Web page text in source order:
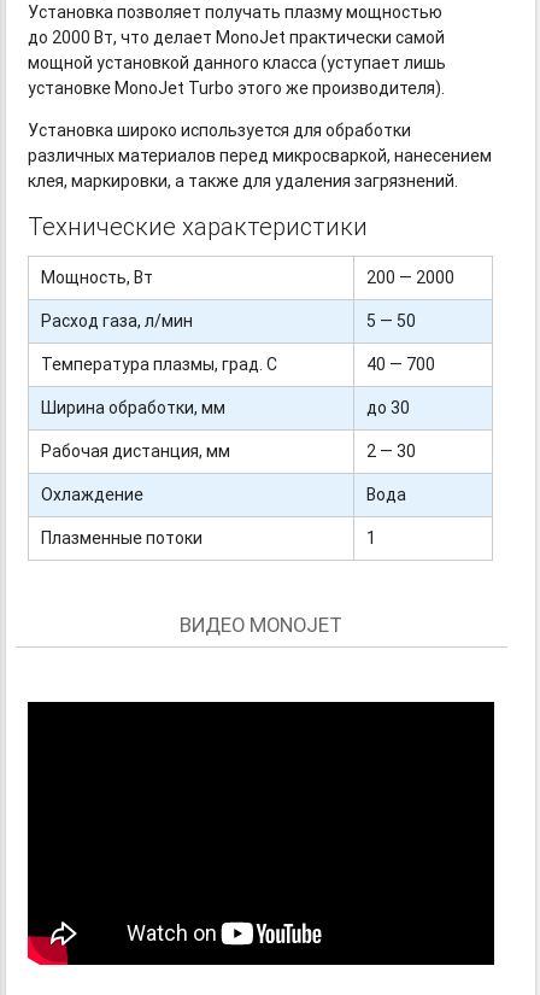
Установка позволяет получать плазму мощностью
до 2000 Вт, что делает MonoJet практически самой
мощной установкой данного класса (уступает лишь
установке MonoJet Turbo этого же производителя).
Установка широко используется для обработки
различных материалов перед микросваркой, нанесением
клея, маркировки, а также для удаления загрязнений.
Технические характеристики
Мощность, Вт
200 — 2000
Расход газа, л/мин
5 — 50
Температура плазмы, град. С
40 — 700
Ширина обработки, мм
до 30
Рабочая дистанция, мм
2 — 30
Охлаждение
Вода
Плазменные потоки
1
ВИДЕО MONOJET